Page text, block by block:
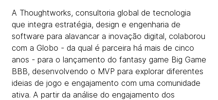
A Thoughtworks, consultoria global de tecnologia
que integra estratégia, design e engenharia de
software para alavancar a inovação digital, colaborou
com a Globo - da qual é parceira há mais de cinco
anos - para o lançamento do fantasy game Big Game
BBB, desenvolvendo o MVP para explorar diferentes
ideias de jogo e engajamento com uma comunidade
ativa. A partir da análise do engajamento dos